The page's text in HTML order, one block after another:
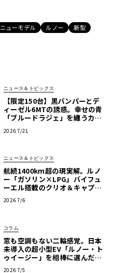
ニューモデル ルノー
新型
ニュース＆トピックス
【限定150台】黒バンパーとデ
ィーゼル6MTの誘惑。幸せの青
「ブルードラジェ」を纏うカン
2026 7/21
ニュース＆トピックス
航続1400km超の現実解。ルノ
ー「ガソリン×LPG」バイフュ
ーエル搭載のクリオ＆キャプチ
2026 7/6
コラム
窓も空調もない二輪感覚。日本
未導入の超小型EV「ルノー・ト
ゥイージー」を相棒に選んだ理
2026 7/5